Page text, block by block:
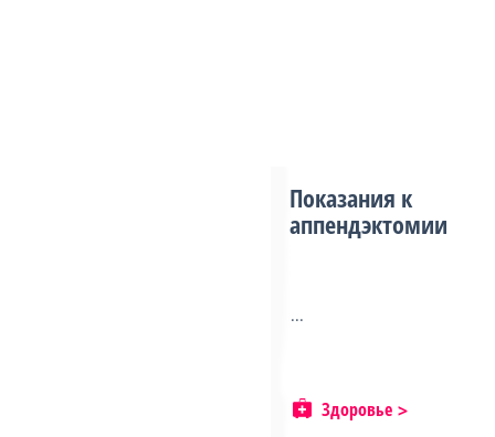
Показания к
аппендэктомии
...
Здоровье